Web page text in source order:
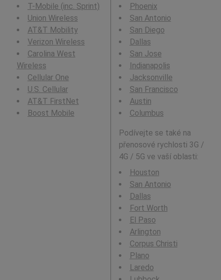
T-Mobile (inc. Sprint)
Union Wireless
AT&T Mobility
Verizon Wireless
Carolina West
Wireless
Cellular One
U.S. Cellular
AT&T FirstNet
Boost Mobile
Phoenix
San Antonio
San Diego
Dallas
San Jose
Indianapolis
Jacksonville
San Francisco
Austin
Columbus
Podívejte se také na
přenosové rychlosti 3G /
4G / 5G ve vaší oblasti:
Houston
San Antonio
Dallas
Fort Worth
El Paso
Arlington
Corpus Christi
Plano
Laredo